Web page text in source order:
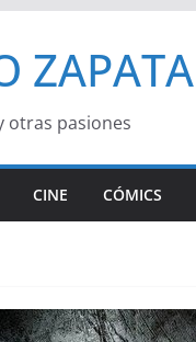
ZAPATA
otras pasiones
CINE CÓMICS